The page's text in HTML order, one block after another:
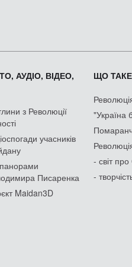
АУДІО, ВІДЕО,
з Революції
учасників
Писаренка
Maidan3D
ЩО
"Україна
- світ
-